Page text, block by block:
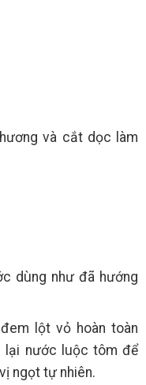
và cắt dọc làm
dùng như đã hướng
lột vỏ hoàn toàn
lại nước luộc tôm để
ngọt tự nhiên.